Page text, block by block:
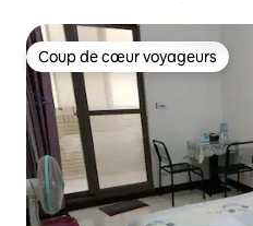
Coup de cœur voyageurs
Coup de cœur voyageurs